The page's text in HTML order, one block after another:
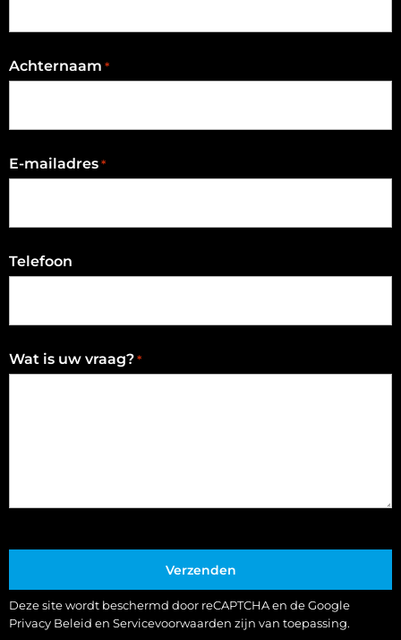
Achternaam *
E-mailadres *
Telefoon
Wat is uw vraag? *
Deze site wordt beschermd door reCAPTCHA en de Google
Privacy Beleid en Servicevoorwaarden zijn van toepassing.